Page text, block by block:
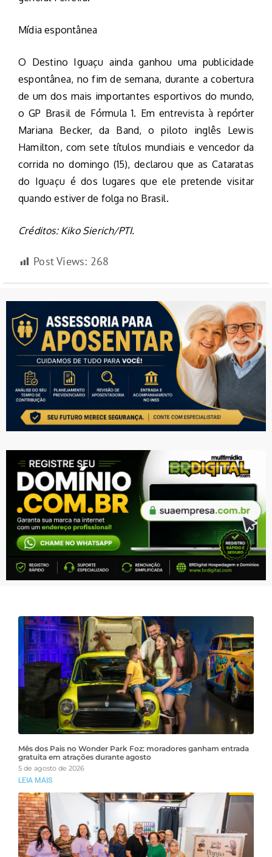
Mídia espontânea
O Destino Iguaçu ainda ganhou uma publicidade
espontânea, no fim de semana, durante a cobertura
de um dos mais importantes esportivos do mundo,
o GP Brasil de Fórmula 1. Em entrevista à repórter
Mariana Becker, da Band, o piloto inglês Lewis
Hamilton, com sete títulos mundiais e vencedor da
corrida no domingo (15), declarou que as Cataratas
do Iguaçu é dos lugares que ele pretende visitar
quando estiver de folga no Brasil.
Créditos: Kiko Sierich/PTI.
Post Views: 268
Mês dos Pais no Wonder Park Foz: moradores ganham entrada
gratuita em atrações durante agosto
5 de agosto de 2026
LEIA MAIS